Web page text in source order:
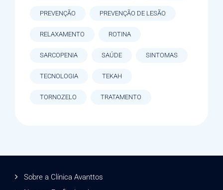
PREVENÇÃO PREVENÇÃO DE LESÃO
RELAXAMENTO ROTINA
SARCOPENIA SAÚDE SINTOMAS
TECNOLOGIA TEKAH
TORNOZELO TRATAMENTO
Sobre a Clínica Avanttos